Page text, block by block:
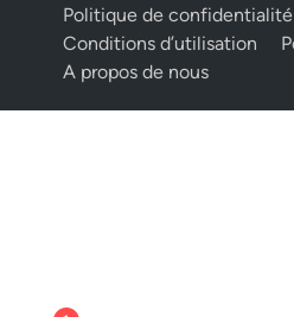
Politique de confidentialité
Conditions d’utilisation
A propos de nous